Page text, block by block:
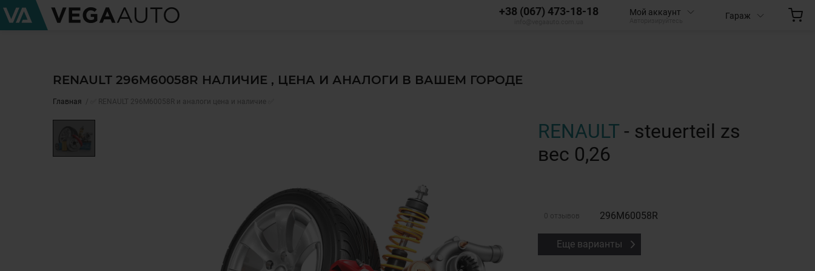
+38 (067) 473-18-18 Мой аккаунт Гараж
RENAULT 296M60058R НАЛИЧИЕ , ЦЕНА И АНАЛОГИ В ВАШЕМ ГОРОДЕ
Главная ✅ RENAULT 296M60058R и аналоги цена и наличие ✅
RENAULT - steuerteil zs
вес 0,26
0 отзывов 296M60058R
Еще варианты